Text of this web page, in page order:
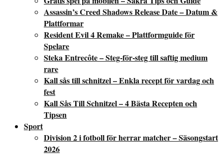
Assassin’s Creed Shadows Release Date – Datum &
Plattformar
Resident Evil 4 Remake – Plattformguide för
Spelare
Steka Entrecôte – Steg-för-steg till saftig medium
rare
Kall sås till schnitzel – Enkla recept för vardag och
fest
Kall Sås Till Schnitzel – 4 Bästa Recepten och
Tipsen
Sport
Division 2 i fotboll för herrar matcher – Säsongstart
2026